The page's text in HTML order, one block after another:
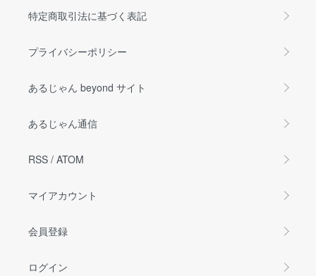
特定商取引法に基づく表記
プライバシーポリシー
あるじゃん beyond サイト
あるじゃん通信
RSS / ATOM
マイアカウント
会員登録
ログイン